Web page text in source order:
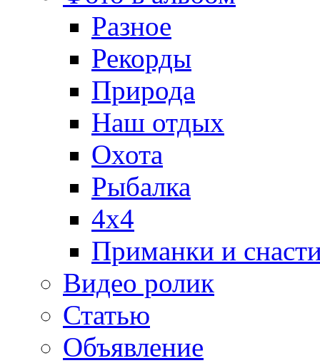
Разное
Рекорды
Природа
Наш отдых
Охота
Рыбалка
4х4
Приманки и
Видео ролик
Статью
Объявление